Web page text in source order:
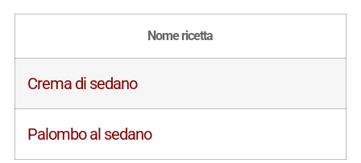
Nome ricetta
Crema di sedano
Palombo al sedano